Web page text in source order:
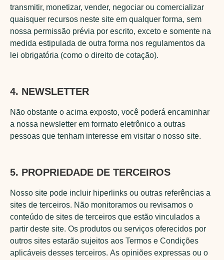
transmitir, monetizar, vender, negociar ou comercializar
quaisquer recursos neste site em qualquer forma, sem
nossa permissão prévia por escrito, exceto e somente na
medida estipulada de outra forma nos regulamentos da
lei obrigatória (como o direito de cotação).
4. NEWSLETTER
Não obstante o acima exposto, você poderá encaminhar
a nossa newsletter em formato eletrônico a outras
pessoas que tenham interesse em visitar o nosso site.
5. PROPRIEDADE DE TERCEIROS
Nosso site pode incluir hiperlinks ou outras referências a
sites de terceiros. Não monitoramos ou revisamos o
conteúdo de sites de terceiros que estão vinculados a
partir deste site. Os produtos ou serviços oferecidos por
outros sites estarão sujeitos aos Termos e Condições
aplicáveis desses terceiros. As opiniões expressas ou o